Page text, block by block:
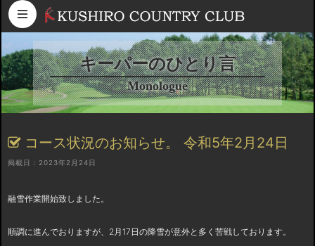
コンテンツへスキップ
キーパーのひとり言
Monologue
コース状況のお知らせ。 令和5年2月24日
掲載日：2023年2月24日
融雪作業開始致しました。
順調に進んでおりますが、2月17日の降雪が意外と多く苦戦しております。